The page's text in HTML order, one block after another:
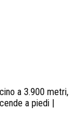
a 3.900 metri,
a piedi |